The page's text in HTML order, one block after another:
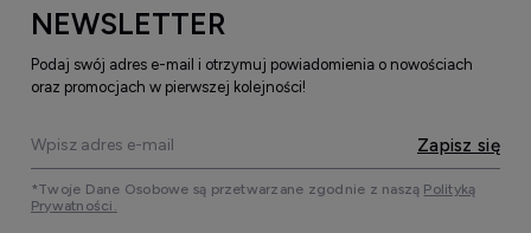
NEWSLETTER
Podaj swój adres e-mail i otrzymuj powiadomienia o nowościach
oraz promocjach w pierwszej kolejności!
Zapisz się
*Twoje Dane Osobowe są przetwarzane zgodnie z naszą Polityką
Prywatności.